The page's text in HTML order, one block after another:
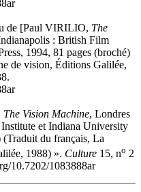
de [Paul VIRILIO, The
: British Film
1994, 81 pages (broché)
de vision, Éditions Galilée,
The Vision Machine, Londres
et Indiana University
(Traduit du français, La
1988) ». Culture 15, no 2
10.7202/1083888ar